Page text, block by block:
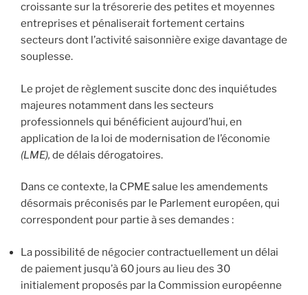
croissante sur la trésorerie des petites et moyennes
entreprises et pénaliserait fortement certains
secteurs dont l’activité saisonnière exige davantage de
souplesse.
Le projet de règlement suscite donc des inquiétudes
majeures notamment dans les secteurs
professionnels qui bénéficient aujourd’hui, en
application de la loi de modernisation de l’économie
(LME), de délais dérogatoires.
Dans ce contexte, la CPME salue les amendements
désormais préconisés par le Parlement européen, qui
correspondent pour partie à ses demandes :
La possibilité de négocier contractuellement un délai
de paiement jusqu’à 60 jours au lieu des 30
initialement proposés par la Commission européenne